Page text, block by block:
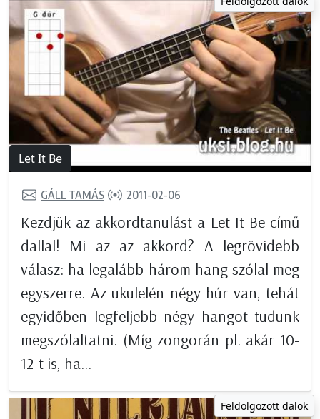
Let It Be
GÁLL TAMÁS 2011-02-06
Kezdjük az akkordtanulást a Let It Be című
dallal! Mi az az akkord? A legrövidebb
válasz: ha legalább három hang szólal meg
egyszerre. Az ukulelén négy húr van, tehát
egyidőben legfeljebb négy hangot tudunk
megszólaltatni. (Míg zongorán pl. akár 10-
12-t is, ha...
Feldolgozott dalok